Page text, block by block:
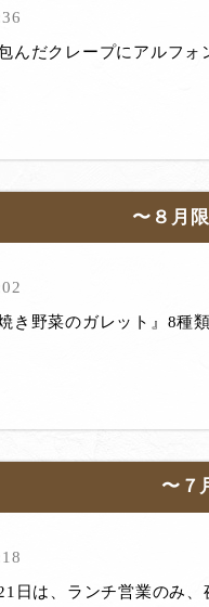
んだクレープにアルフ
〜８月
き野菜のガレット』8
〜７
日は、ランチ営業のみ